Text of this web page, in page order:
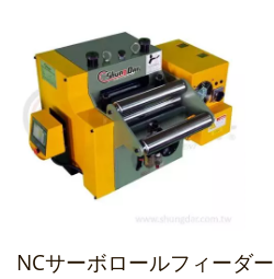
NCサーボロールフィーダー